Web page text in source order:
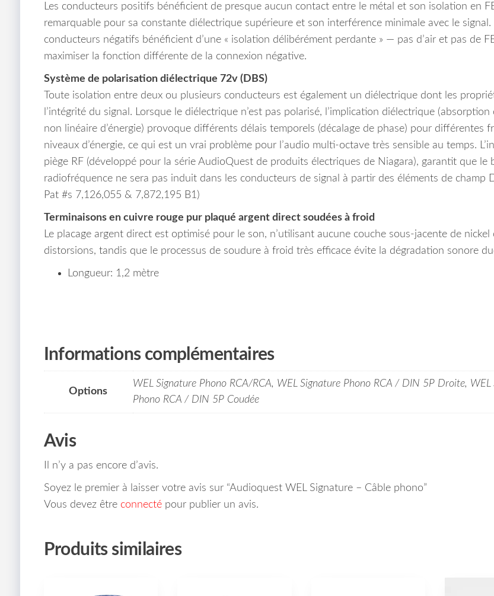
Les conducteurs positifs bénéficient de presque aucun contact entre le métal et son isolation en
remarquable pour sa constante diélectrique supérieure et son interférence minimale avec le signal.
conducteurs négatifs bénéficient d’une « isolation délibérément perdante » — pas d’air et pas de
maximiser la fonction différente de la connexion négative.
Système de polarisation diélectrique 72v (DBS)
Toute isolation entre deux ou plusieurs conducteurs est également un diélectrique dont les
l’intégrité du signal. Lorsque le diélectrique n’est pas polarisé, l’implication diélectrique
non linéaire d’énergie) provoque différents délais temporels (décalage de phase) pour différentes
niveaux d’énergie, ce qui est un vrai problème pour l’audio multi-octave très sensible au temps.
piège RF (développé pour la série AudioQuest de produits électriques de Niagara), garantit que le
radiofréquence ne sera pas induit dans les conducteurs de signal à partir des éléments de champ
Pat #s 7,126,055 & 7,872,195 B1)
Terminaisons en cuivre rouge pur plaqué argent direct soudées à froid
Le placage argent direct est optimisé pour le son, n’utilisant aucune couche sous-jacente de nickel
distorsions, tandis que le processus de soudure à froid très efficace évite la dégradation sonore
Longueur: 1,2 mètre
Informations complémentaires
Options
WEL Signature Phono RCA/RCA, WEL Signature Phono RCA / DIN 5P Droite, WEL
Phono RCA / DIN 5P Coudée
Avis
Il n’y a pas encore d’avis.
Soyez le premier à laisser votre avis sur “Audioquest WEL Signature – Câble phono”
Vous devez être connectépour publier un avis.
Produits similaires